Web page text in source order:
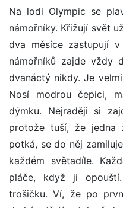
Na lodi Olympic se
námořníky. Křižují svět
dva měsíce zastupují
námořníků zajde vždy
dvanáctý nikdy. Je
Nosí modrou čepici,
dýmku. Nejraději si
protože tuší, že
potká, se do něj
každém světadíle.
pláče, když ji
trošičku. Ví, že po